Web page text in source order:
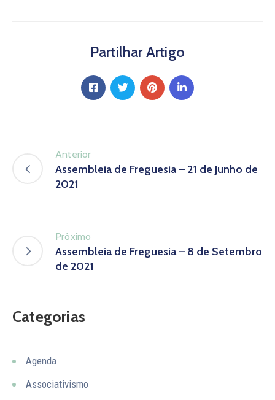
Partilhar Artigo
Anterior
Assembleia de Freguesia – 21 de Junho de
2021
Próximo
Assembleia de Freguesia – 8 de Setembro
de 2021
Categorias
Agenda
Associativismo